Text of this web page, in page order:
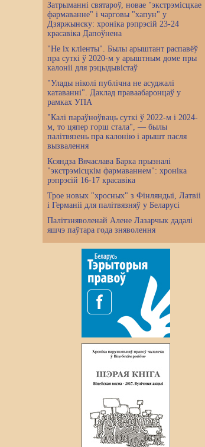
Затрыманні святароў, новае "экстрэмісцкае
фармаванне" і чарговы "хапун" у
Дзяржынску: хроніка рэпрэсій 23-24
красавіка Дапоўнена
"Не іх кліенты". Былы арыштант распавёў
пра суткі ў 2020-м у арыштным доме пры
калоніі для рэцыдывістаў
"Улады ніколі публічна не асуджалі
катаванні". Даклад праваабаронцаў у
рамках УПА
"Калі параўноўваць суткі ў 2022-м і 2024-
м, то цяпер горш стала", — былы
палітвязень пра калонію і арышт пасля
вызвалення
Ксяндза Вячаслава Барка прызналі
"экстрэмісцкім фармаваннем": хроніка
рэпрэсій 16-17 красавіка
Трое новых "хросных" з Фінляндыі, Латвіі
і Германіі для палітвязняў у Беларусі
Палітзняволенай Алене Лазарчык дадалі
яшчэ паўтара года зняволення